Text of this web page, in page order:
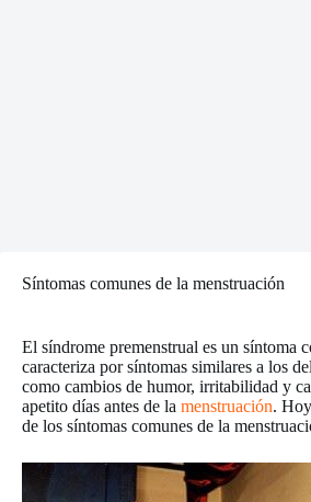
Síntomas comunes de la menstruación
El síndrome premenstrual es un síntoma
caracteriza por síntomas similares a los
como cambios de humor, irritabilidad y
apetito días antes de la menstruación.
de los síntomas comunes de la